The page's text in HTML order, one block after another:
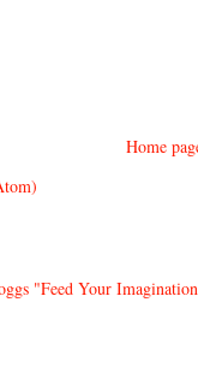
Home
"Feed Your